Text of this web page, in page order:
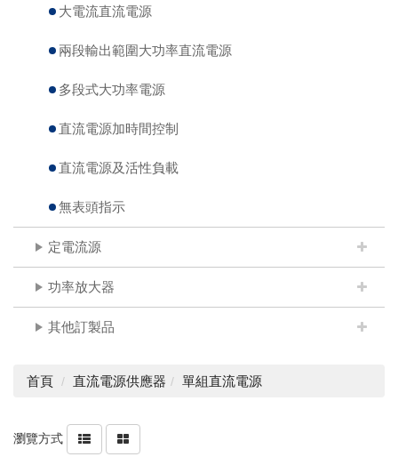
大電流直流電源
兩段輸出範圍大功率直流電源
多段式大功率電源
直流電源加時間控制
直流電源及活性負載
無表頭指示
定電流源
功率放大器
其他訂製品
首頁 直流電源供應器 單組直流電源
瀏覽方式